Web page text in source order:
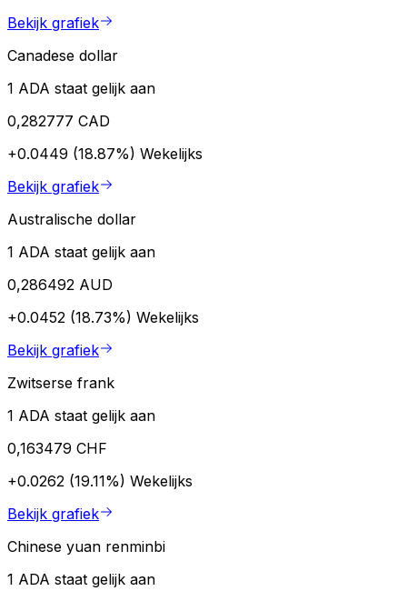
Bekijk grafiek
Canadese dollar
1 ADA staat gelijk aan
0,282777 CAD
+0.0449 (18.87%) Wekelijks
Bekijk grafiek
Australische dollar
1 ADA staat gelijk aan
0,286492 AUD
+0.0452 (18.73%) Wekelijks
Bekijk grafiek
Zwitserse frank
1 ADA staat gelijk aan
0,163479 CHF
+0.0262 (19.11%) Wekelijks
Bekijk grafiek
Chinese yuan renminbi
1 ADA staat gelijk aan